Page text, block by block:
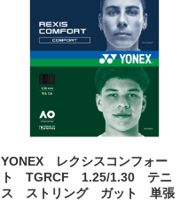
YONEX レクシスコンフォー
ト TGRCF 1.25/1.30 テニ
ス ストリング ガット 単張